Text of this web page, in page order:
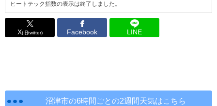
ヒートテック指数の表示は終了しました。
X(旧twitter) Facebook LINE
沼津市の6時間ごとの2週間天気はこちら